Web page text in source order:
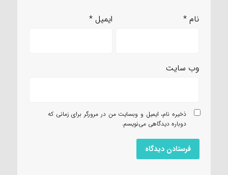
نام* ایمیل*
وب‌ سایت
ذخیره نام، ایمیل و وبسایت من در مرورگر برای زمانی که
دوباره دیدگاهی می‌نویسم.